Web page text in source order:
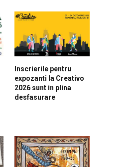
Inscrierile pentru
expozanti la Creativo
2026 sunt in plina
desfasurare